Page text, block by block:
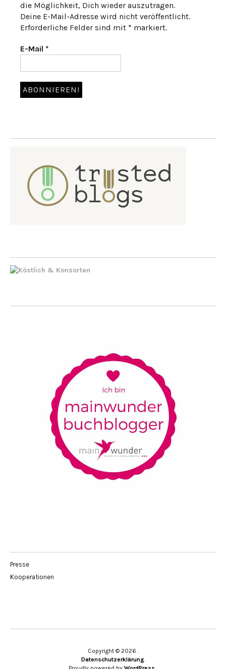
die Möglichkeit, Dich wieder auszutragen.
Deine E-Mail-Adresse wird nicht veröffentlicht.
Erforderliche Felder sind mit * markiert.
E-Mail *
Presse
Kooperationen
Copyright © 2026
Datenschutzerklärung